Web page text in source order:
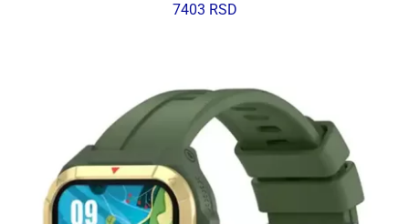
7403 RSD